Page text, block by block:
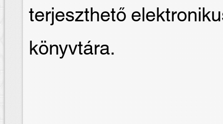
terjeszthető
könyvtára.